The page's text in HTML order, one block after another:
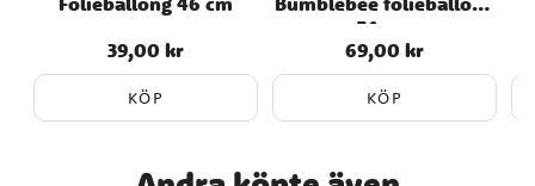
Pris:39,00 kr
39,00 kr
KÖP
74 cm
Pris:69,00 kr
69,00 kr
KÖP